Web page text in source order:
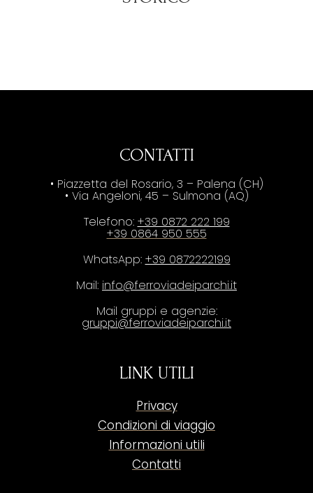
CONTATTI
• Piazzetta del Rosario, 3 – Palena (CH)
• Via Angeloni, 45 – Sulmona (AQ)
Telefono: +39 0872 222 199
+39 0864 950 555
WhatsApp: +39 0872222199
Mail: info@ferroviadeiparchi.it
Mail gruppi e agenzie:
gruppi@ferroviadeiparchi.it
LINK UTILI
Privacy
Condizioni di viaggio
Informazioni utili
Contatti